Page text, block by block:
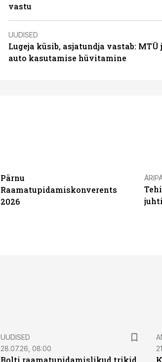
vastu
UUDISED
Lugeja küsib, asjatundja vastab:
auto kasutamise hüvitamine
Pärnu
Raamatupidamiskonverents
2026
UUDISED
28.07.26, 08:00
Bolti raamatupidamislikud trikid